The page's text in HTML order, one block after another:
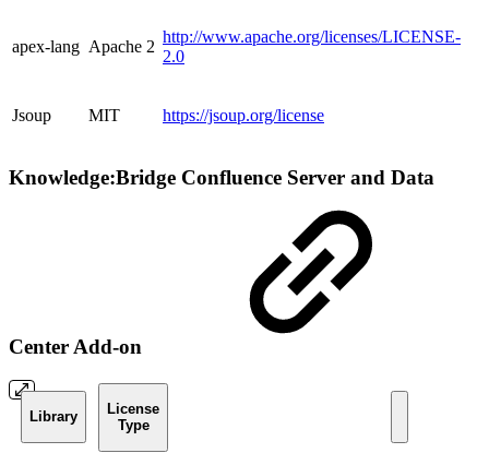
apex-lang Apache 2
http://www.apache.org/licenses/LICENSE-
2.0
Jsoup MIT https://jsoup.org/license
Knowledge:Bridge Confluence Server and Data
Center Add-on
Library
License
Type